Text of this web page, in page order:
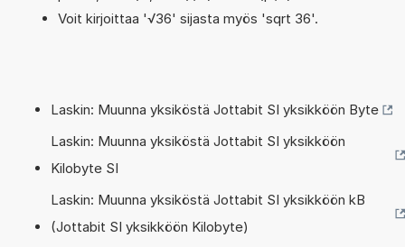
Voit kirjoittaa '√36' sijasta myös 'sqrt 36'.
Laskin: Muunna yksiköstä Jottabit SI yksikköön Byte
Laskin: Muunna yksiköstä Jottabit SI yksikköön
Kilobyte SI
Laskin: Muunna yksiköstä Jottabit SI yksikköön kB
(Jottabit SI yksikköön Kilobyte)